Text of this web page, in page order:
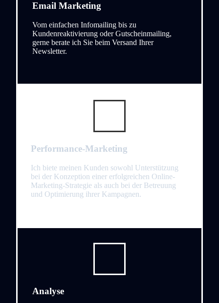
Email Marketing
Vom einfachen Infomailing bis zu
Kundenreaktivierung oder Gutscheinmailing,
gerne berate ich Sie beim Versand Ihrer
Newsletter.
Performance-Marketing
Ich biete meinen Kunden sowohl Unterstützung
bei der Konzeption einer erfolgreichen Online-
Marketing-Strategie als auch bei der Betreuung
und Optimierung ihrer Kampagnen.
Analyse